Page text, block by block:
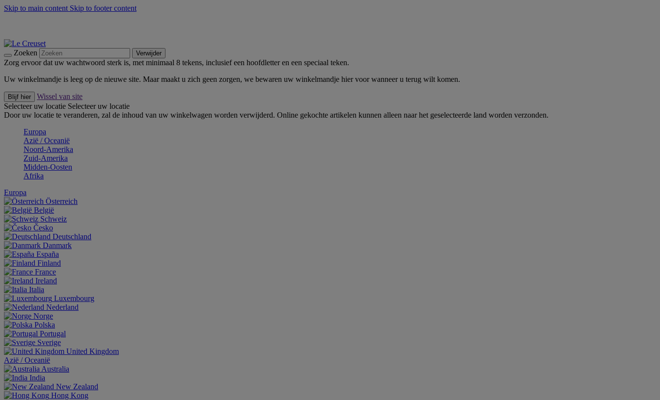
Skip to main content Skip to footer content
Zoeken Verwijder
Zorg ervoor dat uw wachtwoord sterk is, met minimaal 8 tekens, inclusief een hoofdletter en een speciaal teken.
Uw winkelmandje is leeg op de nieuwe site. Maar maakt u zich geen zorgen, we bewaren uw winkelmandje hier voor wanneer u terug wilt komen.
Blijf hier
Wissel van site
Selecteer uw locatie Selecteer uw locatie
Door uw locatie te veranderen, zal de inhoud van uw winkelwagen worden verwijderd. Online gekochte artikelen kunnen alleen naar het geselecteerde land worden verzonden.
Europa
Aziё / Oceaniё
Noord-Amerika
Zuid-Amerika
Midden-Oosten
Afrika
Europa
Österreich
België
Schweiz
Česko
Deutschland
Danmark
España
Finland
France
Ireland
Italia
Luxembourg
Nederland
Norge
Polska
Portugal
Sverige
United Kingdom
Aziё / Oceaniё
Australia
India
New Zealand
Hong Kong